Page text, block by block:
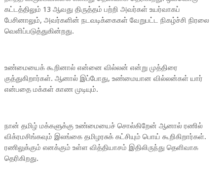
கட்டத்திலும் 13 ஆவது திருத்தம் பற்றி அவர்கள் உயர்வாகப்
பேசினாலும், அவர்களின் நடவடிக்கைகள் வேறுபட்ட நிகழ்ச்சி நிரலை
வெளிப்படுத்துகின்றது.
உண்மையைக் கூறினால் என்னை வில்லன் என்று முத்திரை
குத்துகிறார்கள். ஆனால் இப்போது, ​​உண்மையான வில்லன்கள் யார்
என்பதை மக்கள் காண முடியும்.
நான் தமிழ் மக்களுக்கு உண்மையைச் சொல்கிறேன் ஆனால் ரணில்
விக்ரமசிங்கவும் இலங்கை தமிழரசுக் கட்சியும் பொய் கூறிகிறார்கள்.
ரணிலுக்கும் எனக்கும் உள்ள வித்தியாசம் இதிலிருந்து தெளிவாக
தெரிகிறது.